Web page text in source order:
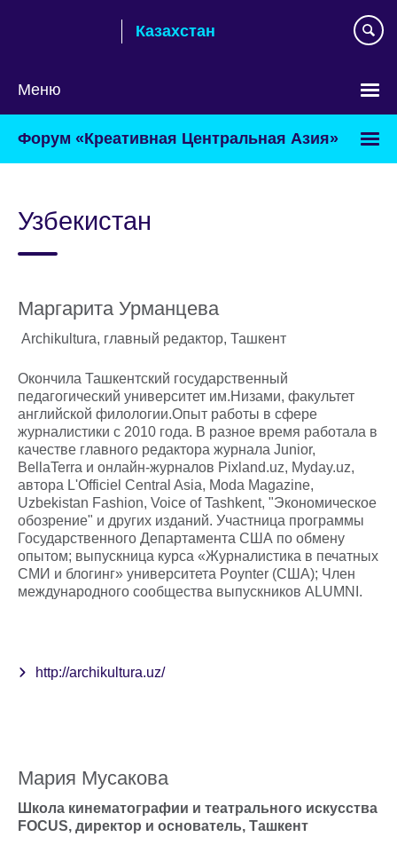
Казахстан
Меню
язык
Форум «Креативная Центральная Азия»
Узбекистан
Маргарита Урманцева
Archikultura, главный редактор, Ташкент
Окончила Ташкентский государственный
педагогический университет им.Низами, факультет
английской филологии.Опыт работы в сфере
журналистики с 2010 года. В разное время работала в
качестве главного редактора журнала Junior,
BellaTerra и онлайн-журналов Pixland.uz, Myday.uz,
автора L'Officiel Central Asia, Moda Magazine,
Uzbekistan Fashion, Voice of Tashkent, "Экономическое
обозрение" и других изданий. Участница программы
Государственного Департамента США по обмену
опытом; выпускница курса «Журналистика в печатных
СМИ и блогинг» университета Poynter (США); Член
международного сообщества выпускников ALUMNI.
http://archikultura.uz/
Мария Мусакова
Школа кинематографии и театрального искусства
FOCUS, директор и основатель, Ташкент